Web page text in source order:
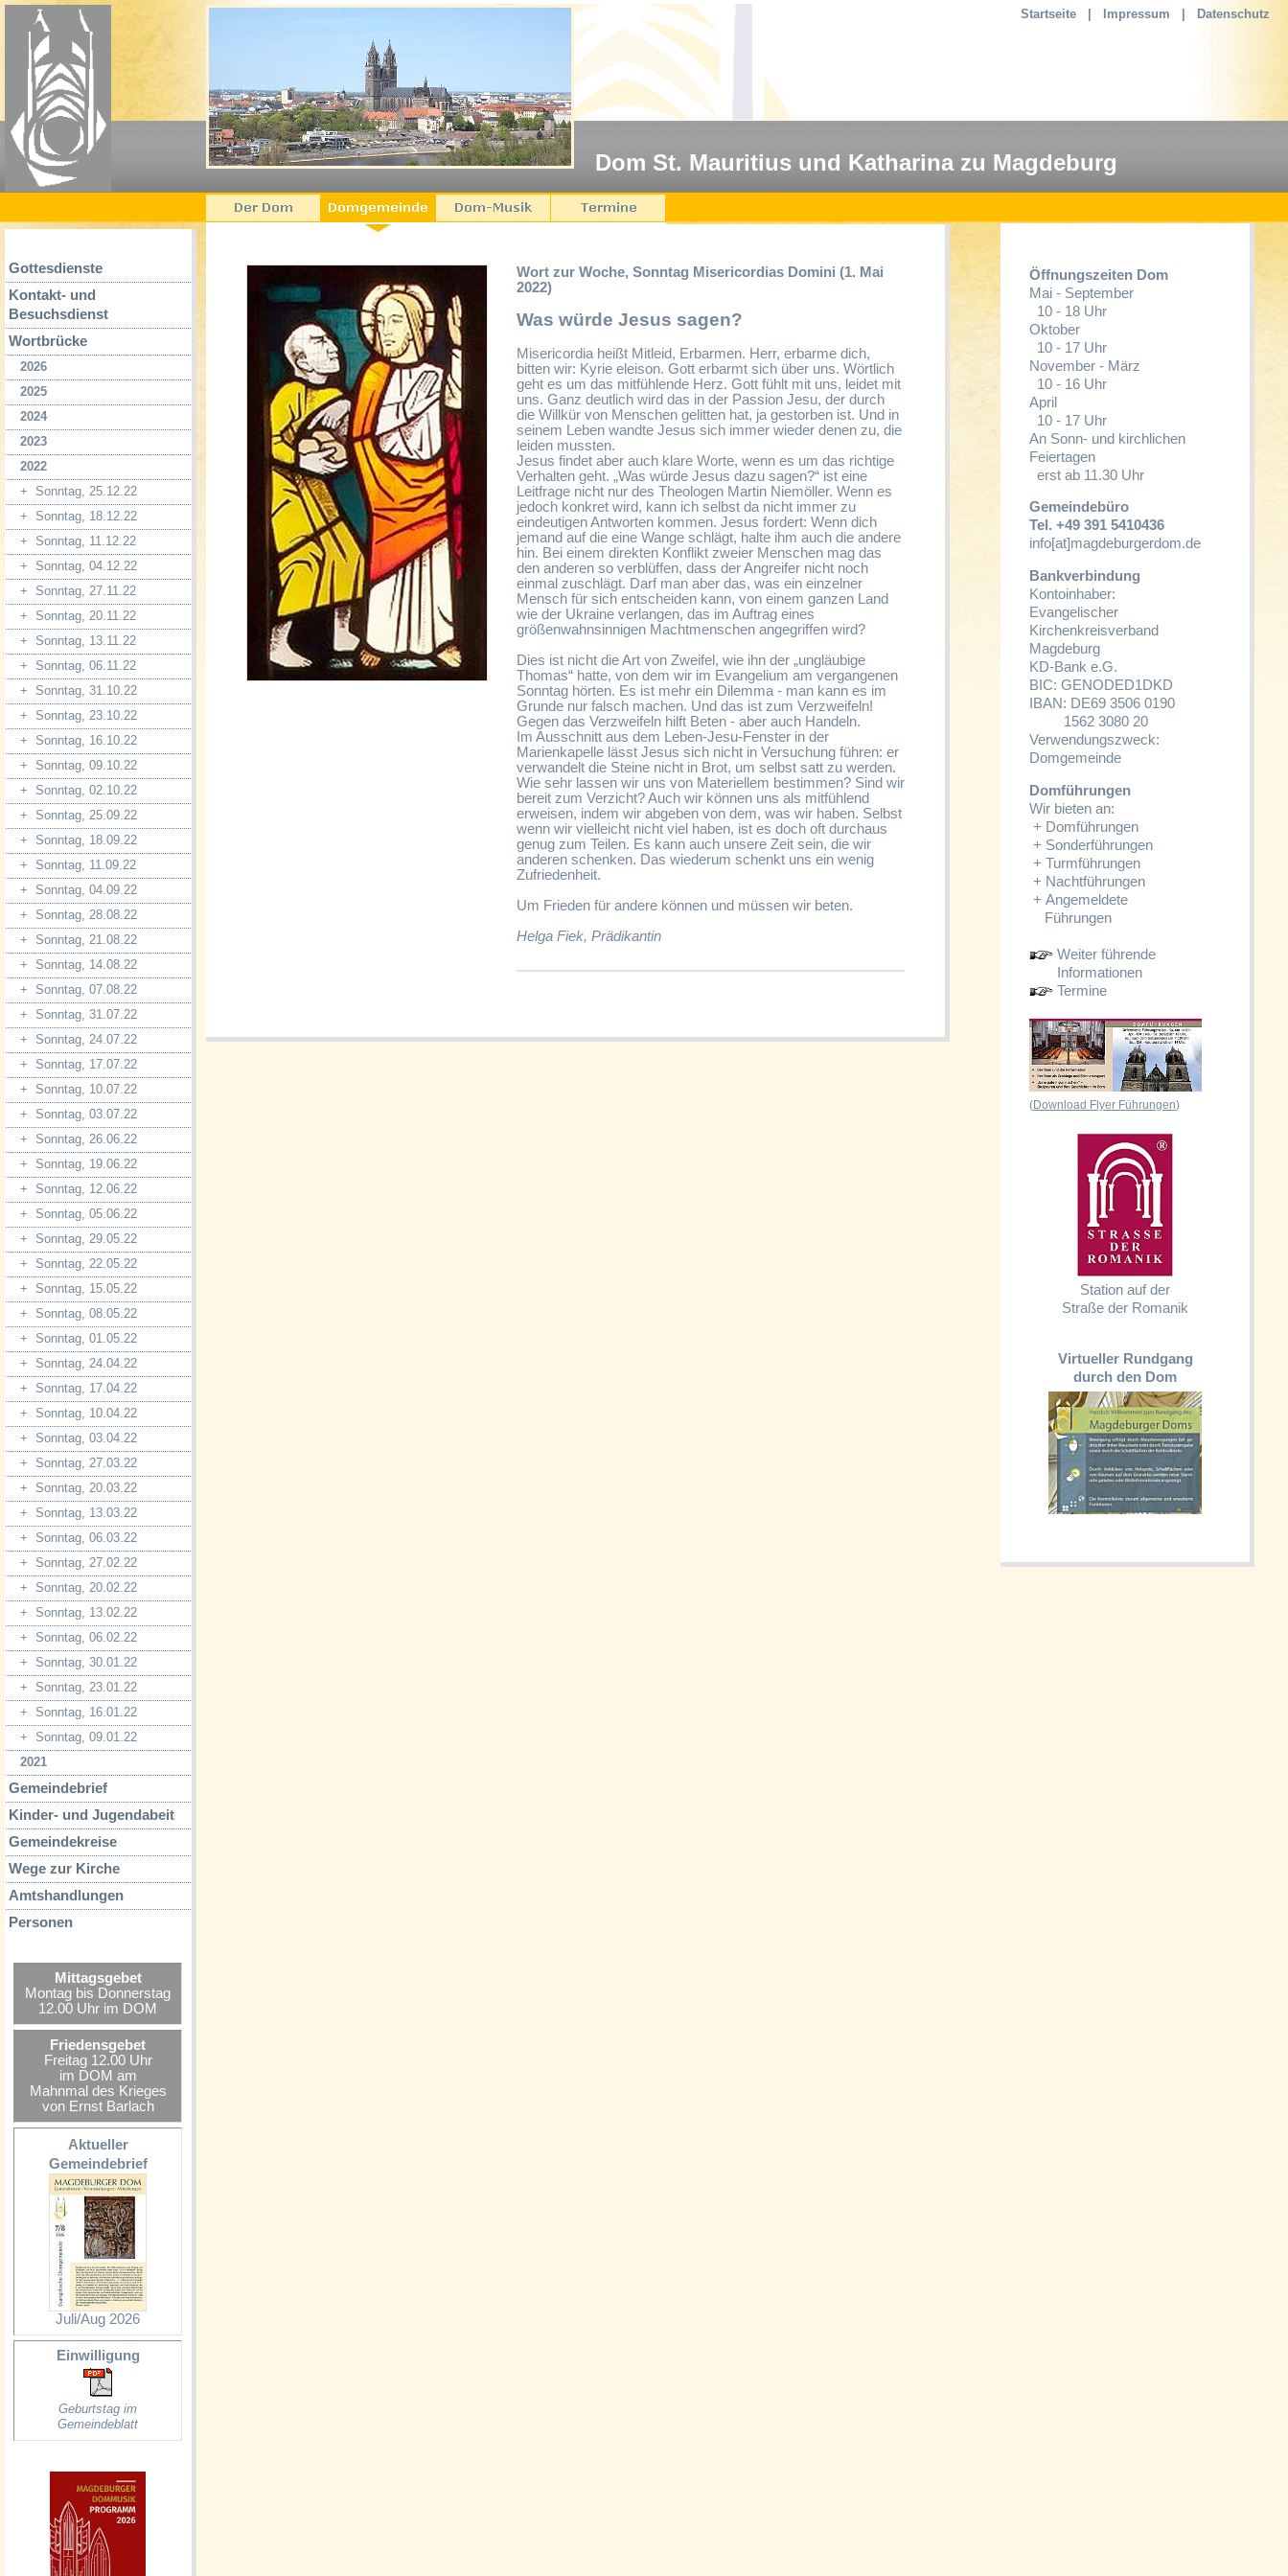
Startseite Impressum Datenschutz
Dom St. Mauritius und Katharina zu Magdeburg
Gottesdienste
Kontakt- und
Besuchsdienst
Wortbrücke
2026
2025
2024
2023
2022
+ Sonntag, 25.12.22
+ Sonntag, 18.12.22
+ Sonntag, 11.12.22
+ Sonntag, 04.12.22
+ Sonntag, 27.11.22
+ Sonntag, 20.11.22
+ Sonntag, 13.11.22
+ Sonntag, 06.11.22
+ Sonntag, 31.10.22
+ Sonntag, 23.10.22
+ Sonntag, 16.10.22
+ Sonntag, 09.10.22
+ Sonntag, 02.10.22
+ Sonntag, 25.09.22
+ Sonntag, 18.09.22
+ Sonntag, 11.09.22
+ Sonntag, 04.09.22
+ Sonntag, 28.08.22
+ Sonntag, 21.08.22
+ Sonntag, 14.08.22
+ Sonntag, 07.08.22
+ Sonntag, 31.07.22
+ Sonntag, 24.07.22
+ Sonntag, 17.07.22
+ Sonntag, 10.07.22
+ Sonntag, 03.07.22
+ Sonntag, 26.06.22
+ Sonntag, 19.06.22
+ Sonntag, 12.06.22
+ Sonntag, 05.06.22
+ Sonntag, 29.05.22
+ Sonntag, 22.05.22
+ Sonntag, 15.05.22
+ Sonntag, 08.05.22
+ Sonntag, 01.05.22
+ Sonntag, 24.04.22
+ Sonntag, 17.04.22
+ Sonntag, 10.04.22
+ Sonntag, 03.04.22
+ Sonntag, 27.03.22
+ Sonntag, 20.03.22
+ Sonntag, 13.03.22
+ Sonntag, 06.03.22
+ Sonntag, 27.02.22
+ Sonntag, 20.02.22
+ Sonntag, 13.02.22
+ Sonntag, 06.02.22
+ Sonntag, 30.01.22
+ Sonntag, 23.01.22
+ Sonntag, 16.01.22
+ Sonntag, 09.01.22
2021
Gemeindebrief
Kinder- und Jugendabeit
Gemeindekreise
Wege zur Kirche
Amtshandlungen
Personen
Mittagsgebet
Montag bis Donnerstag
12.00 Uhr im DOM
Friedensgebet
Freitag 12.00 Uhr
im DOM am
Mahnmal des Krieges
von Ernst Barlach
Aktueller
Gemeindebrief
Juli/Aug 2026
Einwilligung
Geburtstag im
Gemeindeblatt
Wort zur Woche, Sonntag Misericordias Domini (1. Mai
2022)
Was würde Jesus sagen?
Misericordia heißt Mitleid, Erbarmen. Herr, erbarme dich,
bitten wir: Kyrie eleison. Gott erbarmt sich über uns. Wörtlich
geht es um das mitfühlende Herz. Gott fühlt mit uns, leidet mit
uns. Ganz deutlich wird das in der Passion Jesu, der durch
die Willkür von Menschen gelitten hat, ja gestorben ist. Und in
seinem Leben wandte Jesus sich immer wieder denen zu, die
leiden mussten.
Jesus findet aber auch klare Worte, wenn es um das richtige
Verhalten geht. „Was würde Jesus dazu sagen?“ ist eine
Leitfrage nicht nur des Theologen Martin Niemöller. Wenn es
jedoch konkret wird, kann ich selbst da nicht immer zu
eindeutigen Antworten kommen. Jesus fordert: Wenn dich
jemand auf die eine Wange schlägt, halte ihm auch die andere
hin. Bei einem direkten Konflikt zweier Menschen mag das
den anderen so verblüffen, dass der Angreifer nicht noch
einmal zuschlägt. Darf man aber das, was ein einzelner
Mensch für sich entscheiden kann, von einem ganzen Land
wie der Ukraine verlangen, das im Auftrag eines
größenwahnsinnigen Machtmenschen angegriffen wird?
Dies ist nicht die Art von Zweifel, wie ihn der „ungläubige
Thomas“ hatte, von dem wir im Evangelium am vergangenen
Sonntag hörten. Es ist mehr ein Dilemma - man kann es im
Grunde nur falsch machen. Und das ist zum Verzweifeln!
Gegen das Verzweifeln hilft Beten - aber auch Handeln.
Im Ausschnitt aus dem Leben-Jesu-Fenster in der
Marienkapelle lässt Jesus sich nicht in Versuchung führen: er
verwandelt die Steine nicht in Brot, um selbst satt zu werden.
Wie sehr lassen wir uns von Materiellem bestimmen? Sind wir
bereit zum Verzicht? Auch wir können uns als mitfühlend
erweisen, indem wir abgeben von dem, was wir haben. Selbst
wenn wir vielleicht nicht viel haben, ist es doch oft durchaus
genug zum Teilen. Es kann auch unsere Zeit sein, die wir
anderen schenken. Das wiederum schenkt uns ein wenig
Zufriedenheit.
Um Frieden für andere können und müssen wir beten.
Helga Fiek, Prädikantin
Öffnungszeiten Dom
Mai - September
10 - 18 Uhr
Oktober
10 - 17 Uhr
November - März
10 - 16 Uhr
April
10 - 17 Uhr
An Sonn- und kirchlichen
Feiertagen
erst ab 11.30 Uhr
Gemeindebüro
Tel. +49 391 5410436
info[at]magdeburgerdom.de
Bankverbindung
Kontoinhaber:
Evangelischer
Kirchenkreisverband
Magdeburg
KD-Bank e.G.
BIC: GENODED1DKD
IBAN: DE69 3506 0190
1562 3080 20
Verwendungszweck:
Domgemeinde
Domführungen
Wir bieten an:
+ Domführungen
+ Sonderführungen
+ Turmführungen
+ Nachtführungen
+ Angemeldete
Führungen
Weiter führende
Informationen
Termine
(Download Flyer Führungen)
Station auf der
Straße der Romanik
Virtueller Rundgang
durch den Dom